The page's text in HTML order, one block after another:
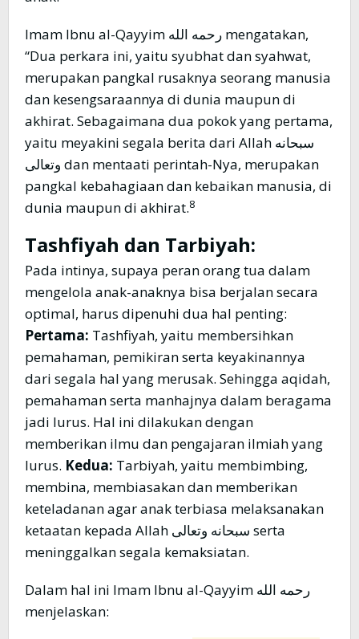
Imam Ibnu al-Qayyim رحمه الله mengatakan,
“Dua perkara ini, yaitu syubhat dan syahwat,
merupakan pangkal rusaknya seorang manusia
dan kesengsaraannya di dunia maupun di
akhirat. Sebagaimana dua pokok yang pertama,
yaitu meyakini segala berita dari Allah سبحانه
وتعالى dan mentaati perintah-Nya, merupakan
pangkal kebahagiaan dan kebaikan manusia, di
dunia maupun di akhirat.8
Tashfiyah dan Tarbiyah:
Pada intinya, supaya peran orang tua dalam
mengelola anak-anaknya bisa berjalan secara
optimal, harus dipenuhi dua hal penting:
Pertama: Tashfiyah, yaitu membersihkan
pemahaman, pemikiran serta keyakinannya
dari segala hal yang merusak. Sehingga aqidah,
pemahaman serta manhajnya dalam beragama
jadi lurus. Hal ini dilakukan dengan
memberikan ilmu dan pengajaran ilmiah yang
lurus. Kedua: Tarbiyah, yaitu membimbing,
membina, membiasakan dan memberikan
keteladanan agar anak terbiasa melaksanakan
ketaatan kepada Allah سبحانه وتعالى serta
meninggalkan segala kemaksiatan.
Dalam hal ini Imam Ibnu al-Qayyim رحمه الله
menjelaskan: